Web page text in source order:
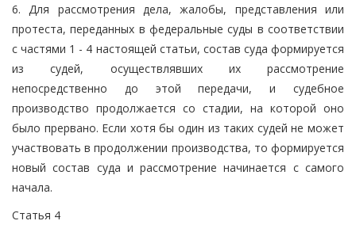
6. Для рассмотрения дела, жалобы, представления или
протеста, переданных в федеральные суды в соответствии
с частями 1 - 4 настоящей статьи, состав суда формируется
из судей, осуществлявших их рассмотрение
непосредственно до этой передачи, и судебное
производство продолжается со стадии, на которой оно
было прервано. Если хотя бы один из таких судей не может
участвовать в продолжении производства, то формируется
новый состав суда и рассмотрение начинается с самого
начала.
Статья 4